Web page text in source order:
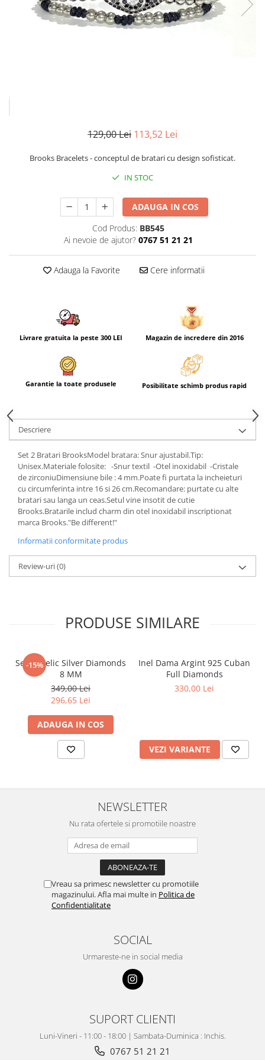
CERCEI
CEASURI DAMA
129,00 Lei 113,52 Lei
Brooks Bracelets - conceptul de bratari cu design sofisticat.
IN STOC
ADAUGA IN COS
Cod Produs: BB545
Ai nevoie de ajutor? 0767 51 21 21
Adauga la Favorite Cere informatii
Livrare gratuita la peste 300 LEI Magazin de incredere din 2016
Garantie la toate produsele Posibilitate schimb produs rapid
Descriere
Set 2 Bratari BrooksModel bratara: Snur ajustabil.Tip:
Unisex.Materiale folosite: -Snur textil -Otel inoxidabil -Cristale
de zirconiuDimensiune bile : 4 mm.Poate fi purtata la incheieturi
cu circumferinta intre 16 si 26 cm.Recomandare: purtate cu alte
bratari sau langa un ceas.Setul vine insotit de cutie
Brooks.Bratarile includ charm din otel inoxidabil inscriptionat
marca Brooks."Be different!"
Informatii conformitate produs
Review-uri(0)
PRODUSE SIMILARE
-15%
Set Angelic Silver Diamonds
8 MM
349,00 Lei
296,65 Lei
ADAUGA IN COS
Inel Dama Argint 925 Cuban
Full Diamonds
330,00 Lei
VEZI VARIANTE
NEWSLETTER
Nu rata ofertele si promotiile noastre
Vreau sa primesc newsletter cu promotiile
magazinului. Afla mai multe in Politica de
Confidentialitate
SOCIAL
Urmareste-ne in social media
SUPORT CLIENTI
Luni-Vineri - 11:00 - 18:00 | Sambata-Duminica : Inchis.
0767 51 21 21